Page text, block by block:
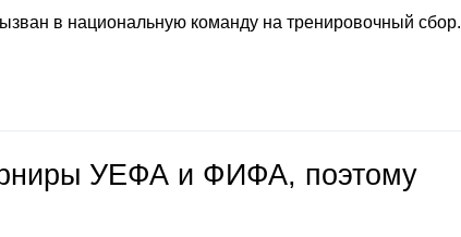
в национальную команду на тренировочный сбор.
УЕФА и ФИФА, поэтому